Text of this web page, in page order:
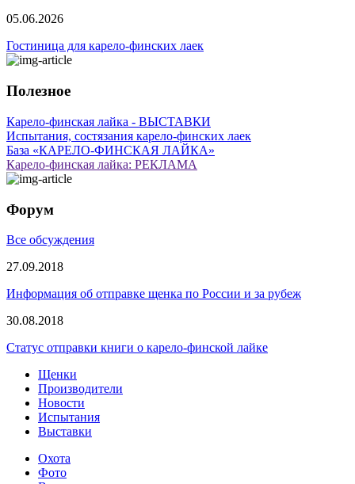
05.06.2026
Гостиница для карело-финских лаек
Полезное
Карело-финская лайка - ВЫСТАВКИ
Испытания, состязания карело-финских лаек
База «КАРЕЛО-ФИНСКАЯ ЛАЙКА»
Карело-финская лайка: РЕКЛАМА
Форум
Все обсуждения
27.09.2018
Информация об отправке щенка по России и за рубеж
30.08.2018
Статус отправки книги о карело-финской лайке
Щенки
Производители
Новости
Испытания
Выставки
Охота
Фото